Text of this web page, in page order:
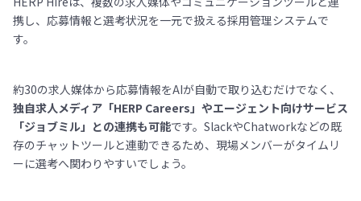
携し、応募情報と選考状況を一元で扱える採用管理システムで
す。
約30の求人媒体から応募情報をAIが自動で取り込むだけでなく、
独自求人メディア「HERP Careers」やエージェント向けサービス
「ジョブミル」との連携も可能です。SlackやChatworkなどの既
存のチャットツールと連動できるため、現場メンバーがタイムリ
ーに選考へ関わりやすいでしょう。